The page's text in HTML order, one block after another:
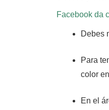
Facebook da
Debes
Para
color
En el